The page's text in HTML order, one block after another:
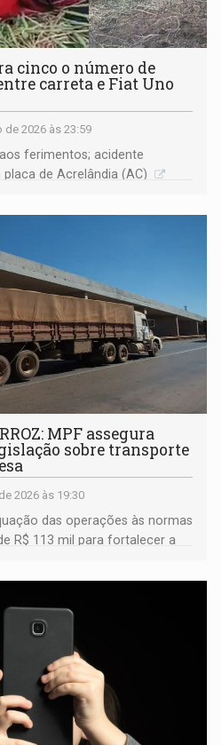
cinco o número de
carreta e Fiat Uno
de 2026 às 23:59
ferimentos; acidente
de Acrelândia (AC)
MPF assegura
sobre transporte
2026 às 19:30
das operações às normas
R$ 113 mil para fortalecer a